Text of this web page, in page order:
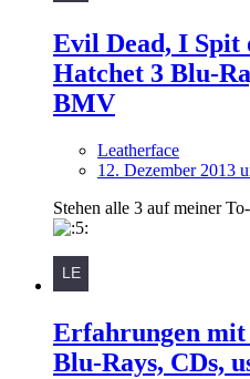
Evil Dead, I Spit
Hatchet 3 Blu-
BMV
Leatherface
12. Dezember 2013
Stehen alle 3 auf meiner
Erfahrungen mit
Blu-Rays, CDs,